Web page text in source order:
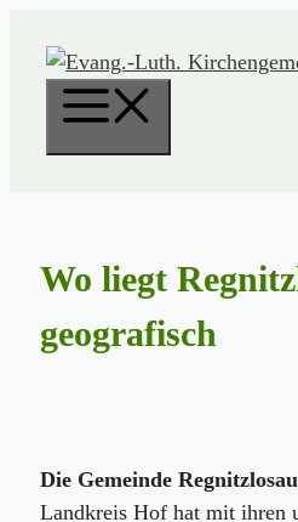
Inhalt
springen
Wo liegt
geografisch
Die Gemeinde Regnitzlosau
Landkreis Hof hat mit ihren